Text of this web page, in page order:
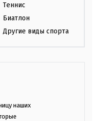
Теннис
Биатлон
Другие виды спорта
наших